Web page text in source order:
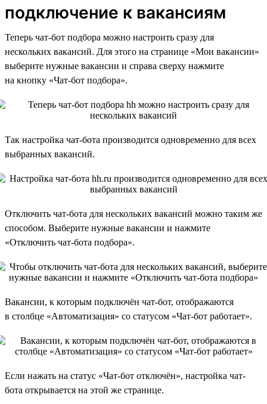
подключение к вакансиям
Теперь чат-бот подбора можно настроить сразу для
нескольких вакансий. Для этого на странице «Мои вакансии»
выберите нужные вакансии и справа сверху нажмите
на кнопку «Чат-бот подбора».
Так настройка чат-бота производится одновременно для всех
выбранных вакансий.
Отключить чат-бота для нескольких вакансий можно таким же
способом. Выберите нужные вакансии и нажмите
«Отключить чат-бота подбора».
Вакансии, к которым подключён чат-бот, отображаются
в столбце «Автоматизация» со статусом «Чат-бот работает».
Если нажать на статус «Чат-бот отключён», настройка чат-
бота открывается на этой же странице.